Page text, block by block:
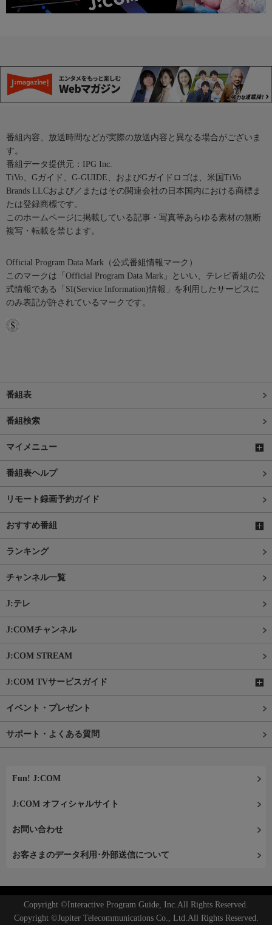
番組内容、放送時間などが実際の放送内容と異なる場合がございま
す。
番組データ提供元：IPG Inc.
TiVo、Gガイド、G-GUIDE、およびGガイドロゴは、米国TiVo
Brands LLCおよび／またはその関連会社の日本国内における商標ま
たは登録商標です。
このホームページに掲載している記事・写真等あらゆる素材の無断
複写・転載を禁じます。
Official Program Data Mark（公式番組情報マーク）
このマークは「Official Program Data Mark」といい、テレビ番組の公
式情報である「SI(Service Information)情報」を利用したサービスに
のみ表記が許されているマークです。
番組表
番組検索
マイメニュー
番組表ヘルプ
リモート録画予約ガイド
おすすめ番組
ランキング
チャンネル一覧
J:テレ
J:COMチャンネル
J:COM STREAM
J:COM TVサービスガイド
イベント・プレゼント
サポート・よくある質問
Fun! J:COM
J:COM オフィシャルサイト
お問い合わせ
お客さまのデータ利用･外部送信について
Copyright ©Interactive Program Guide, Inc.All Rights Reserved.
Copyright ©Jupiter Telecommunications Co., Ltd.All Rights Reserved.